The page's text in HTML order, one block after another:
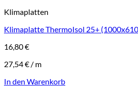
Klimaplatten
Klimaplatte ThermoIsol 25+
16,80€
27,54€ / m
In den Warenkorb